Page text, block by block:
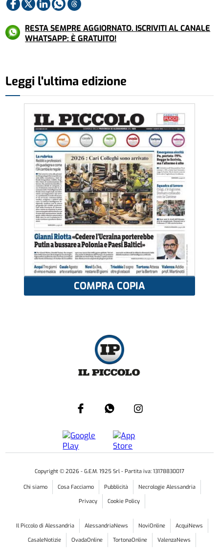
RESTA SEMPRE AGGIORNATO. ISCRIVITI AL CANALE
WHATSAPP: È GRATUITO!
Leggi l'ultima edizione
COMPRA COPIA
Copyright © 2026 - G.E.M. 1925 Srl - Partita iva: 13178830017
Chi siamo Cosa Facciamo Pubblicità
Necrologie Alessandria
Privacy
Cookie Policy
Il Piccolo di Alessandria AlessandriaNews NoviOnline
AcquiNews
CasaleNotizie
OvadaOnline TortonaOnline ValenzaNews